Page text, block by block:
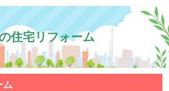
住宅リフォーム
ム